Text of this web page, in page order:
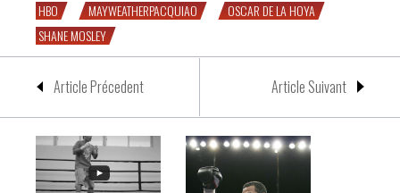
HBO MAYWEATHERPACQUIAO
OSCAR DE LA HOYA
SHANE MOSLEY
Article Précedent Article Suivant